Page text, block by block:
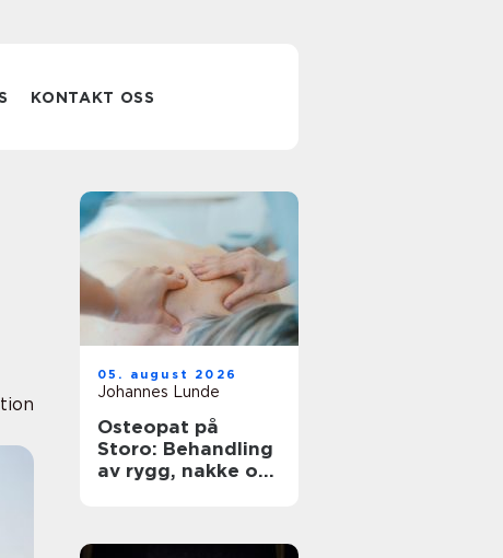
KONTAKT OSS
05. august 2026
Johannes Lunde
Osteopat på
Storo: Behandling
av rygg, nakke og